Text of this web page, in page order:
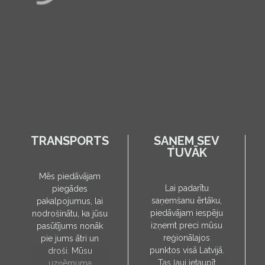
TRANSPORTS
Mēs piedāvājam
piegādes
pakalpojumus, lai
nodrošinātu, ka jūsu
pasūtījums nonāk
pie jums ātri un
droši. Mūsu
SAŅEM SEV
TUVĀK
Lai padarītu
saņemšanu ērtāku,
piedāvājam iespēju
izņemt preci mūsu
reģionālajos
punktos visā Latvijā.
Tas ļauj ietaupīt